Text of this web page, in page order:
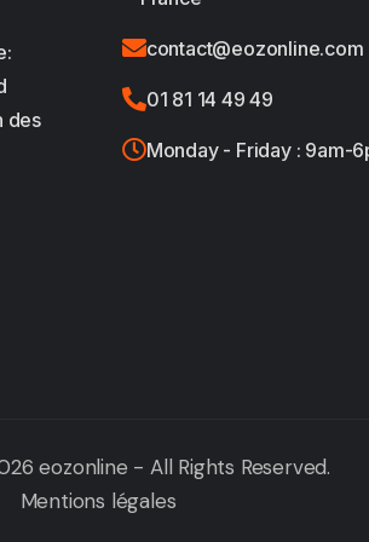
des
contact@eozonline.com
01 81 14 49 49
Monday - Friday : 9am-
eozonline - All Rights Reserved.
Mentions légales